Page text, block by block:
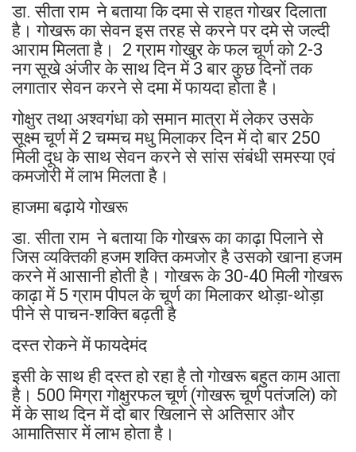
डा. सीता राम ने बताया कि दमा से राहत गोखर दिलाता
है। गोखरू का सेवन इस तरह से करने पर दमे से जल्दी
आराम मिलता है। 2 ग्राम गोखुर के फल चूर्ण को 2-3
नग सूखे अंजीर के साथ दिन में 3 बार कुछ दिनों तक
लगातार सेवन करने से दमा में फायदा होता है।
गोक्षुर तथा अश्वगंधा को समान मात्रा में लेकर उसके
सूक्ष्म चूर्ण में 2 चम्मच मधु मिलाकर दिन में दो बार 250
मिली दूध के साथ सेवन करने से सांस संबंधी समस्या एवं
कमजोरी में लाभ मिलता है।
हाजमा बढ़ाये गोखरू
डा. सीता राम ने बताया कि गोखरू का काढ़ा पिलाने से
जिस व्यक्तिकी हजम शक्ति कमजोर है उसको खाना हजम
करने में आसानी होती है। गोखरू के 30-40 मिली गोखरू
काढ़ा में 5 ग्राम पीपल के चूर्ण का मिलाकर थोड़ा-थोड़ा
पीने से पाचन-शक्ति बढ़ती है
दस्त रोकने में फायदेमंद
इसी के साथ ही दस्त हो रहा है तो गोखरू बहुत काम आता
है। 500 मिग्रा गोक्षुरफल चूर्ण (गोखरू चूर्ण पतंजलि) को
में के साथ दिन में दो बार खिलाने से अतिसार और
आमातिसार में लाभ होता है।